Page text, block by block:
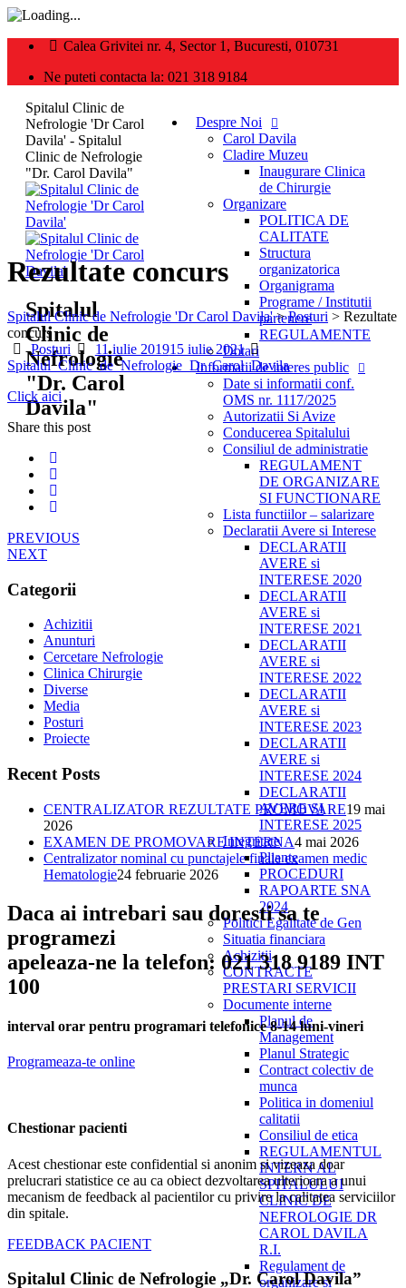
Calea Grivitei nr. 4, Sector 1, Bucuresti, 010731
Ne puteti contacta la: 021 318 9184
Spitalul Clinic de
Nefrologie 'Dr Carol
Davila' - Spitalul
Clinic de Nefrologie
"Dr. Carol Davila"
Spitalul
Clinic de
Nefrologie
"Dr. Carol
Davila"
Despre Noi
Carol Davila
Cladire Muzeu
Inaugurare Clinica
de Chirurgie
Organizare
POLITICA DE
CALITATE
Structura
organizatorica
Organigrama
Programe / Institutii
partenere
REGULAMENTE
Dotari
Informatii de interes public
Date si informatii conf.
OMS nr. 1117/2025
Autorizatii Si Avize
Conducerea Spitalului
Consiliul de administratie
REGULAMENT
DE ORGANIZARE
SI FUNCTIONARE
Lista functiilor – salarizare
Declaratii Avere si Interese
DECLARATII
AVERE si
INTERESE 2020
DECLARATII
AVERE si
INTERESE 2021
DECLARATII
AVERE si
INTERESE 2022
DECLARATII
AVERE si
INTERESE 2023
DECLARATII
AVERE si
INTERESE 2024
DECLARATII
AVERE SI
INTERESE 2025
Integritate
Pliante
PROCEDURI
RAPOARTE SNA
2024
Politici Egalitate de Gen
Situatia financiara
Achizitii
CONTRACTE
PRESTARI SERVICII
Documente interne
Planul de
Management
Planul Strategic
Contract colectiv de
munca
Politica in domeniul
calitatii
Consiliul de etica
REGULAMENTUL
INTERN AL
SPITALULUI
CLINIC DE
NEFROLOGIE DR
CAROL DAVILA
R.I.
Regulament de
organizare si
Rezultate concurs
Spitalul Clinic de Nefrologie 'Dr Carol Davila'>Posturi > Rezultate
concurs
Categories
Posturi
Posted
on
11 iulie 201915 iulie 2021
Spitalul_Clinic_de_Nefrologie_Dr_Carol_Davila
Click aici
Share this post
PREVIOUS
NEXT
Categorii
Achizitii
Anunturi
Cercetare Nefrologie
Clinica Chirurgie
Diverse
Media
Posturi
Proiecte
Recent Posts
CENTRALIZATOR REZULTATE PROMOVARE19 mai
2026
EXAMEN DE PROMOVARE INTERNA4 mai 2026
Centralizator nominal cu punctajele finale examen medic
Hematologie24 februarie 2026
Daca ai intrebari sau doresti sa te
programezi
apeleaza-ne la telefon: 021 318 9189 INT
100
interval orar pentru programari telefonice 8-14 luni-vineri
Programeaza-te online
Chestionar pacienti
Acest chestionar este confidential si anonim si vizeaza doar
prelucrari statistice ce au ca obiect dezvoltarea ulterioara a unui
mecanism de feedback al pacientilor cu privire la calitatea serviciilor
din spitale.
FEEDBACK PACIENT
Spitalul Clinic de Nefrologie „Dr. Carol Davila”